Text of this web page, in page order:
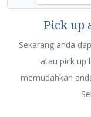
Pick up
Sekarang anda
atau pick up
memudahkan